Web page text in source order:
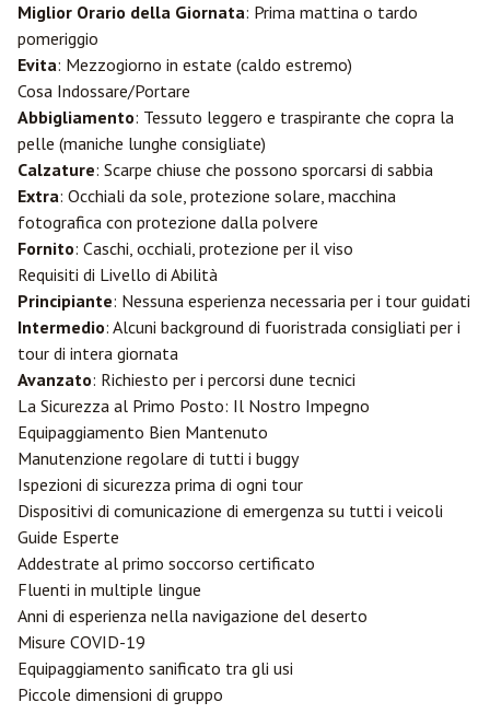
Miglior Orario della Giornata: Prima mattina o tardo
pomeriggio
Evita: Mezzogiorno in estate (caldo estremo)
Cosa Indossare/Portare
Abbigliamento: Tessuto leggero e traspirante che copra la
pelle (maniche lunghe consigliate)
Calzature: Scarpe chiuse che possono sporcarsi di sabbia
Extra: Occhiali da sole, protezione solare, macchina
fotografica con protezione dalla polvere
Fornito: Caschi, occhiali, protezione per il viso
Requisiti di Livello di Abilità
Principiante: Nessuna esperienza necessaria per i tour guidati
Intermedio: Alcuni background di fuoristrada consigliati per i
tour di intera giornata
Avanzato: Richiesto per i percorsi dune tecnici
La Sicurezza al Primo Posto: Il Nostro Impegno
Equipaggiamento Bien Mantenuto
Manutenzione regolare di tutti i buggy
Ispezioni di sicurezza prima di ogni tour
Dispositivi di comunicazione di emergenza su tutti i veicoli
Guide Esperte
Addestrate al primo soccorso certificato
Fluenti in multiple lingue
Anni di esperienza nella navigazione del deserto
Misure COVID-19
Equipaggiamento sanificato tra gli usi
Piccole dimensioni di gruppo